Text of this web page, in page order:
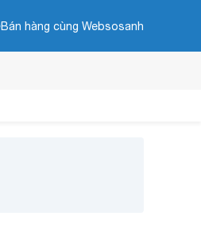
Bán hàng cùng Websosanh